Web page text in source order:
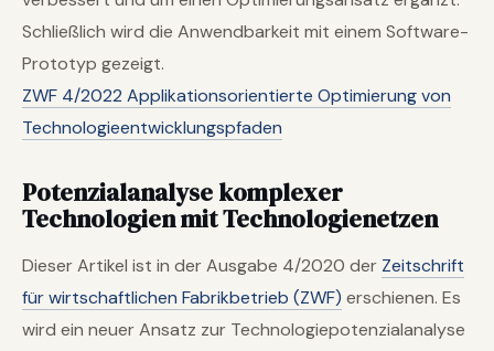
Schließlich wird die Anwendbarkeit mit einem Software-
Prototyp gezeigt.
ZWF 4/2022 Applikationsorientierte Optimierung von
Technologieentwicklungspfaden
Potenzialanalyse komplexer
Technologien mit Technologienetzen
Dieser Artikel ist in der Ausgabe 4/2020 der Zeitschrift
für wirtschaftlichen Fabrikbetrieb (ZWF) erschienen. Es
wird ein neuer Ansatz zur Technologiepotenzialanalyse